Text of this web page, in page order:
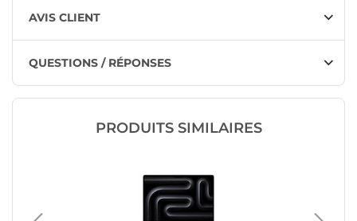
AVIS CLIENT
QUESTIONS / RÉPONSES
PRODUITS SIMILAIRES